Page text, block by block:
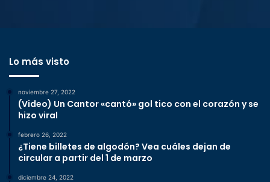
Lo más visto
noviembre 27, 2022
(Video) Un Cantor «cantó» gol tico con el corazón y se
hizo viral
febrero 26, 2022
¿Tiene billetes de algodón? Vea cuáles dejan de
circular a partir del 1 de marzo
diciembre 24, 2022